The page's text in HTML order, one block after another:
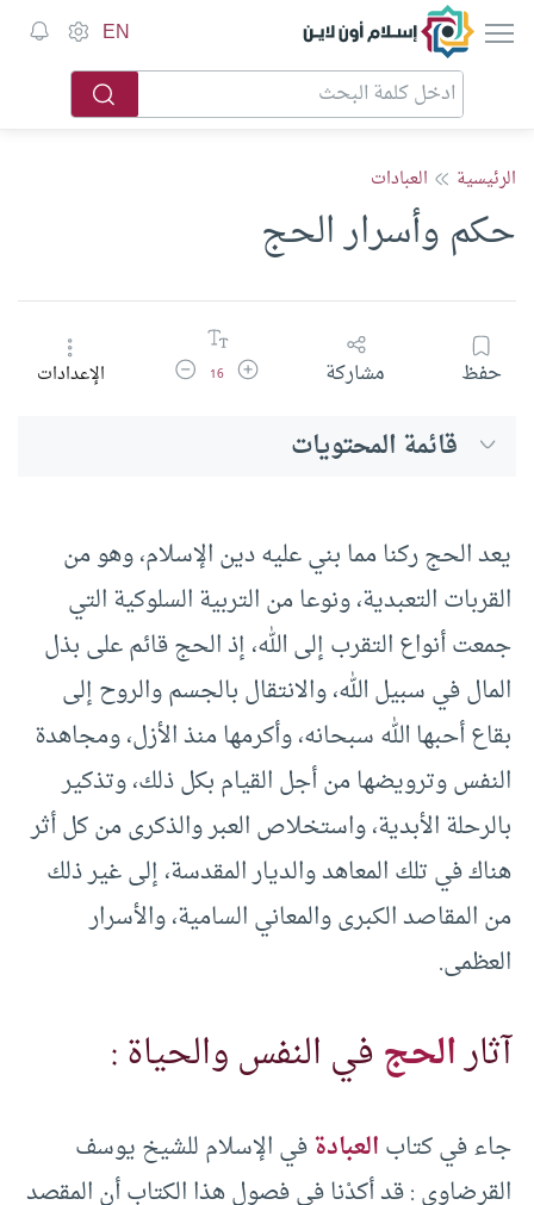
إسلام أون لاين EN
الرئيسية العبادات
حكم وأسرار الحج
حفظ مشاركة زيادة حجم الخط
16 تقليل حجم الخطالإعدادات
قائمة المحتويات
يعد الحج ركنا مما بني عليه دين الإسلام، وهو من
القربات التعبدية، ونوعا من التربية السلوكية التي
جمعت أنواع التقرب إلى الله، إذ الحج قائم على بذل
المال في سبيل الله، والانتقال بالجسم والروح إلى
بقاع أحبها الله سبحانه، وأكرمها منذ الأزل، ومجاهدة
النفس وترويضها من أجل القيام بكل ذلك، وتذكير
بالرحلة الأبدية، واستخلاص العبر والذكرى من كل أثر
هناك في تلك المعاهد والديار المقدسة، إلى غير ذلك
من المقاصد الكبرى والمعاني السامية، والأسرار
العظمى.
آثارالحجفي النفس والحياة :
جاء في كتابالعبادةفي الإسلام للشيخ يوسف
القرضاوي : قد أكدْنا في فصول هذا الكتاب أن المقصد